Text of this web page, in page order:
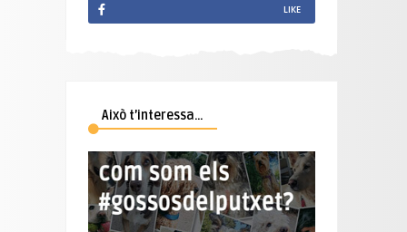
LIKE
Això t’interessa…